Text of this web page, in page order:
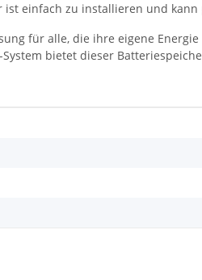
ist einfach zu installieren und
für alle, die ihre eigene
bietet dieser